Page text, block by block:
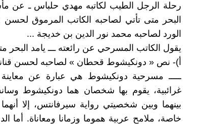
رحلة الرجل الطيب لكاتبه مهدي حلباس ـ عن
البحر متى تأتي لصاحبه الكاتب المرموق
الورد لصاحبه محمد نور الدين بن خديجة ...
يقول الكاتب المسرحي عن رائعته ـــ يامد البحر
أ)- نص « دونكيشوط قحطان » لصاحبه لحسن
ـــــ مسرحية دونكيشوط هي عبارة عن
غرائبية، يقوم بها شخصان هما دونكيشوط
بينهما وبين شخصيتي رواية سيرفانتس، إلا
خاصة، ملامح عربية هموما وزمانا ومعاناة. أما